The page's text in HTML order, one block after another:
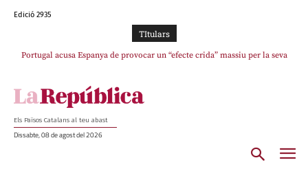
Edició 2935
TItulars
Portugal acusa Espanya de provocar un “efecte crida” massiu per la seva
Els Països Catalans al teu abast
Dissabte, 08 de agost del 2026